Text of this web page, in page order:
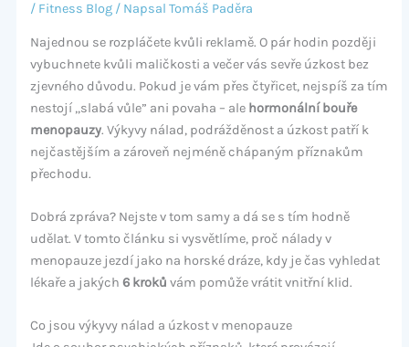
/ Fitness Blog/ Napsal Tomáš Paděra
Najednou se rozpláčete kvůli reklamě. O pár hodin později
vybuchnete kvůli maličkosti a večer vás sevře úzkost bez
zjevného důvodu. Pokud je vám přes čtyřicet, nejspíš za tím
nestojí „slabá vůle” ani povaha – ale hormonální bouře
menopauzy. Výkyvy nálad, podrážděnost a úzkost patří k
nejčastějším a zároveň nejméně chápaným příznakům
přechodu.
Dobrá zpráva? Nejste v tom samy a dá se s tím hodně
udělat. V tomto článku si vysvětlíme, proč nálady v
menopauze jezdí jako na horské dráze, kdy je čas vyhledat
lékaře a jakých 6 kroků vám pomůže vrátit vnitřní klid.
Co jsou výkyvy nálad a úzkost v menopauze